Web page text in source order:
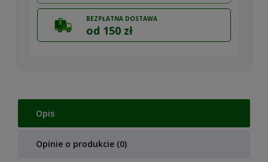
BEZPŁATNA DOSTAWA
od 150 zł
Opis
Opinie o produkcie (0)